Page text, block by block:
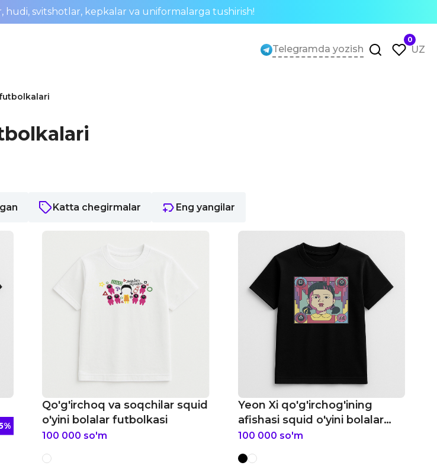
hudi, svitshotlar, kepkalar va uniformalarga tushirish!
Telegramda yozish
0
UZ
Katta chegirmalar Eng yangilar
%
Qo'g'irchoq va soqchilar squid
o'yini bolalar futbolkasi
100 000 so'm
Yeon Xi qo'g'irchog'ining
afishasi squid o'yini bolalar
futbolkasi
100 000 so'm